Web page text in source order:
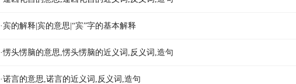
·宾的解释|宾的意思|“宾”字的基本解释
·愣头愣脑的意思,愣头愣脑的近义词,反义词,造句
·诺言的意思,诺言的近义词,反义词,造句